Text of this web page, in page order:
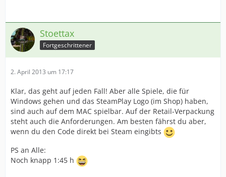
Stoettax
Fortgeschrittener
2. April 2013 um 17:17
Klar, das geht auf jeden Fall! Aber alle Spiele, die für
Windows gehen und das SteamPlay Logo (im Shop) haben,
sind auch auf dem MAC spielbar. Auf der Retail-Verpackung
steht auch die Anforderungen. Am besten fährst du aber,
wenn du den Code direkt bei Steam eingibts
PS an Alle:
Noch knapp 1:45 h